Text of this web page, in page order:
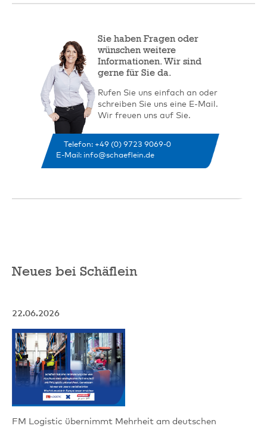
Sie haben Fragen oder
wünschen weitere
Informationen. Wir sind
gerne für Sie da.
Rufen Sie uns einfach an oder
schreiben Sie uns eine E-Mail.
Wir freuen uns auf Sie.
Telefon: +49 (0) 9723 9069-0
E-Mail: info@schaeflein.de
Neues bei Schäflein
22.06.2026
FM Logistic übernimmt Mehrheit am deutschen